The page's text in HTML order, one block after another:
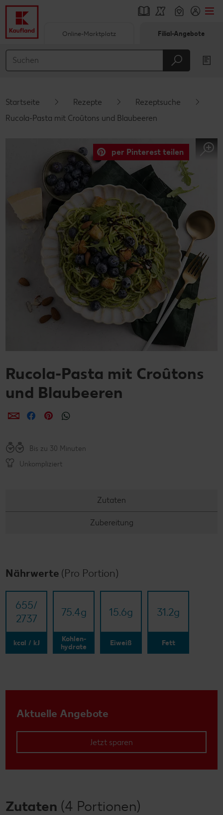
Hauptinhalt
Schwebender Seitenbereich
Online-Marktplatz Filial-Angebote
Startseite Rezepte
Rezeptsuche
Rucola-Pasta mit Croûtons und Blaubeeren
per Pinterest teilen
Rucola-Pasta mit Croûtons
und Blaubeeren
per E-Mail teilen
per Facebook teilen
per Pinterest teilen
Bis zu 30 Minuten
Unkompliziert
Zutaten
Zubereitung
Nährwerte (Pro Portion)
655/​
2737
kcal / kJ
75.4g
Kohlen-
hydrate
15.6g
Eiweiß
31.2g
Fett
Aktuelle Angebote
Jetzt sparen
Zutaten (4 Portionen)